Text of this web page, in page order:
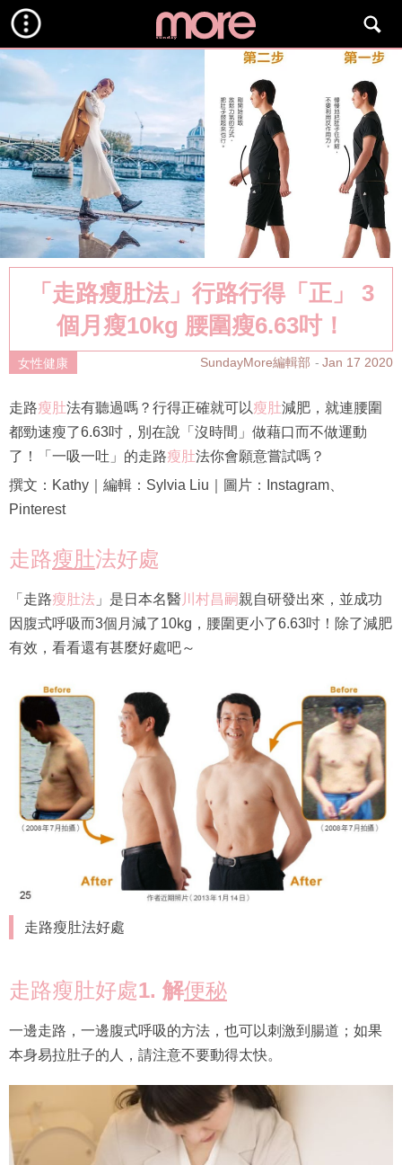
「走路瘦肚法」行路行得「正」 3
個月瘦10kg 腰圍瘦6.63吋！
女性健康 SundayMore編輯部 Jan 17 2020
走路瘦肚法有聽過嗎？行得正確就可以瘦肚減肥，就連腰圍
都勁速瘦了6.63吋，別在說「沒時間」做藉口而不做運動
了！「一吸一吐」的走路瘦肚法你會願意嘗試嗎？
撰文：Kathy｜編輯：Sylvia Liu｜圖片：Instagram、
Pinterest
走路瘦肚法好處
「走路瘦肚法 」是日本名醫川村昌嗣 親自研發出來，並成功
因腹式呼吸而3個月減了10kg，腰圍更小了6.63吋！除了減肥
有效，看看還有甚麼好處吧～
走路瘦肚法好處
走路瘦肚好處1. 解便秘
一邊走路，一邊腹式呼吸的方法，也可以刺激到腸道；如果
本身易拉肚子的人，請注意不要動得太快。